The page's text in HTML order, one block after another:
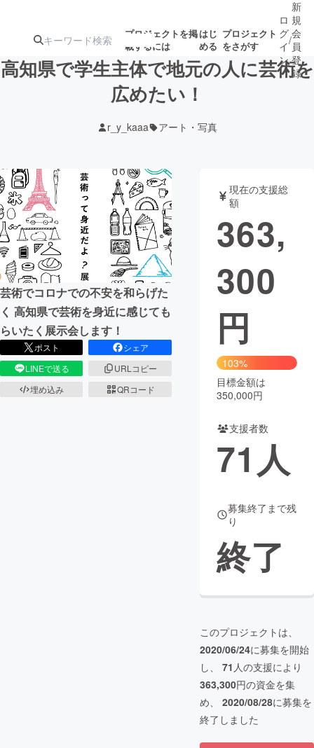
プロジェクトを掲
載するには
はじ
める
プロジェクト
をさがす
ジェクト
募集終了が近いプ
ロジェクト
アート・写真 音楽
テクノロジー・ガジェット ゲーム・サ
映像・映画
ビジネス・起業
まちづくり・地域活性化
CAMPFIRE for Social Good
CAMPFIRE Creation
コミュニティ
ロ
グ
イ
ン
/
新
規
会
員
登
録
高知県で学生主体で地元の人に芸術を
広めたい！
r_y_kaaa アート・写真
芸術でコロナでの不安を和らげた
く 高知県で芸術を身近に感じても
らいたく展示会します！
ポスト
シェア
LINEで送る
URLコピー
埋め込み
QRコード
現在の支援総
額
363,
300
円
103%
目標金額は
350,000円
支援者数
71 人
募集終了まで残
り
終了
このプロジェクトは、
2020/06/24に募集を開始
し、 71 人の支援により
363,300円の資金を集
め、 2020/08/28に募集を
終了しました